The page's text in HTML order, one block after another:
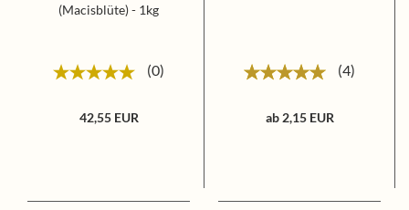
(Macisblüte) - 1kg
0
42,55 EUR
4
ab 2,15 EUR